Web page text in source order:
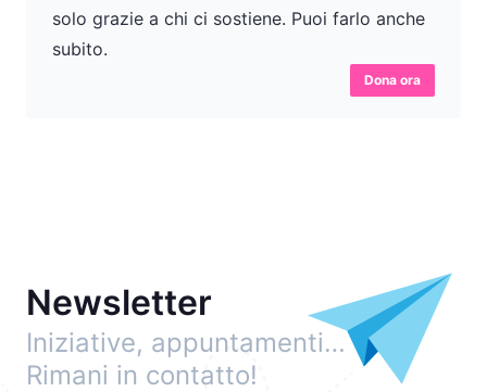
solo grazie a chi ci sostiene. Puoi farlo anche
subito.
Dona ora
Newsletter
Iniziative, appuntamenti…
Rimani in contatto!